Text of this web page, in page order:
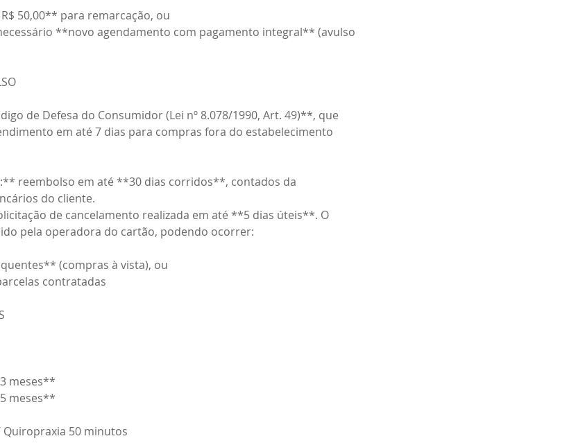
50,00** para remarcação, ou
**novo agendamento com pagamento integral** (avulso
de Defesa do Consumidor (Lei nº 8.078/1990, Art. 49)**, que
em até 7 dias para compras fora do estabelecimento
reembolso em até **30 dias corridos**, contados da
do cliente.
de cancelamento realizada em até **5 dias úteis**. O
pela operadora do cartão, podendo ocorrer:
(compras à vista), ou
contratadas
meses**
meses**
Quiropraxia 50 minutos